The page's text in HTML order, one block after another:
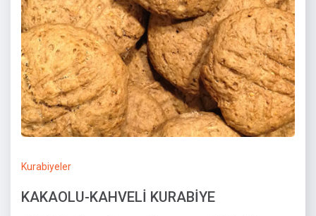
Kurabiyeler
KAKAOLU-KAHVELİ KURABİYE